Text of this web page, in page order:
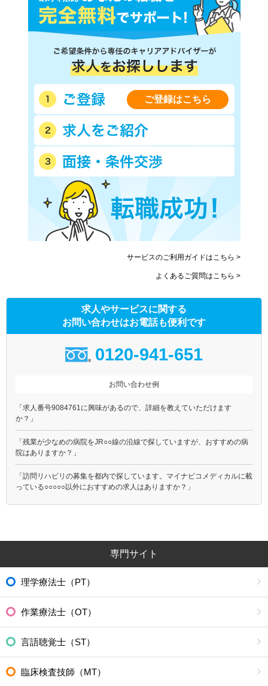
ご登録はこちら
サービスのご利用ガイドはこちら >
よくあるご質問はこちら >
求人やサービスに関する
お問い合わせはお電話も便利です
0120-941-651
お問い合わせ例
「求人番号9084761に興味があるので、詳細を教えていただけます
か？」
「残業が少なめの病院をJR○○線の沿線で探していますが、おすすめの病
院はありますか？」
「訪問リハビリの募集を都内で探しています。マイナビコメディカルに載
っている○○○○○以外におすすめの求人はありますか？」
専門サイト
理学療法士（PT）
作業療法士（OT）
言語聴覚士（ST）
臨床検査技師（MT）